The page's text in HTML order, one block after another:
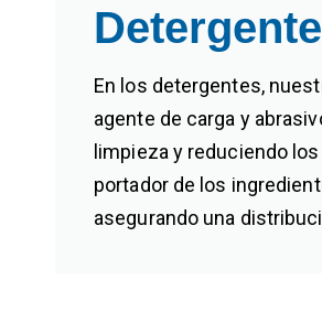
En los detergentes,
agente de carga y
limpieza y reduciendo
portador de los
asegurando una